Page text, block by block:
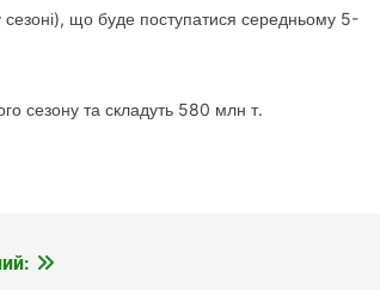
що буде поступатися середньому 5-
сезону та складуть 580 млн т.